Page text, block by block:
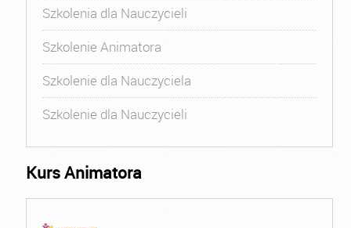
Szkolenia dla Nauczycieli
Szkolenie Animatora
Szkolenie dla Nauczyciela
Szkolenie dla Nauczycieli
Kurs Animatora